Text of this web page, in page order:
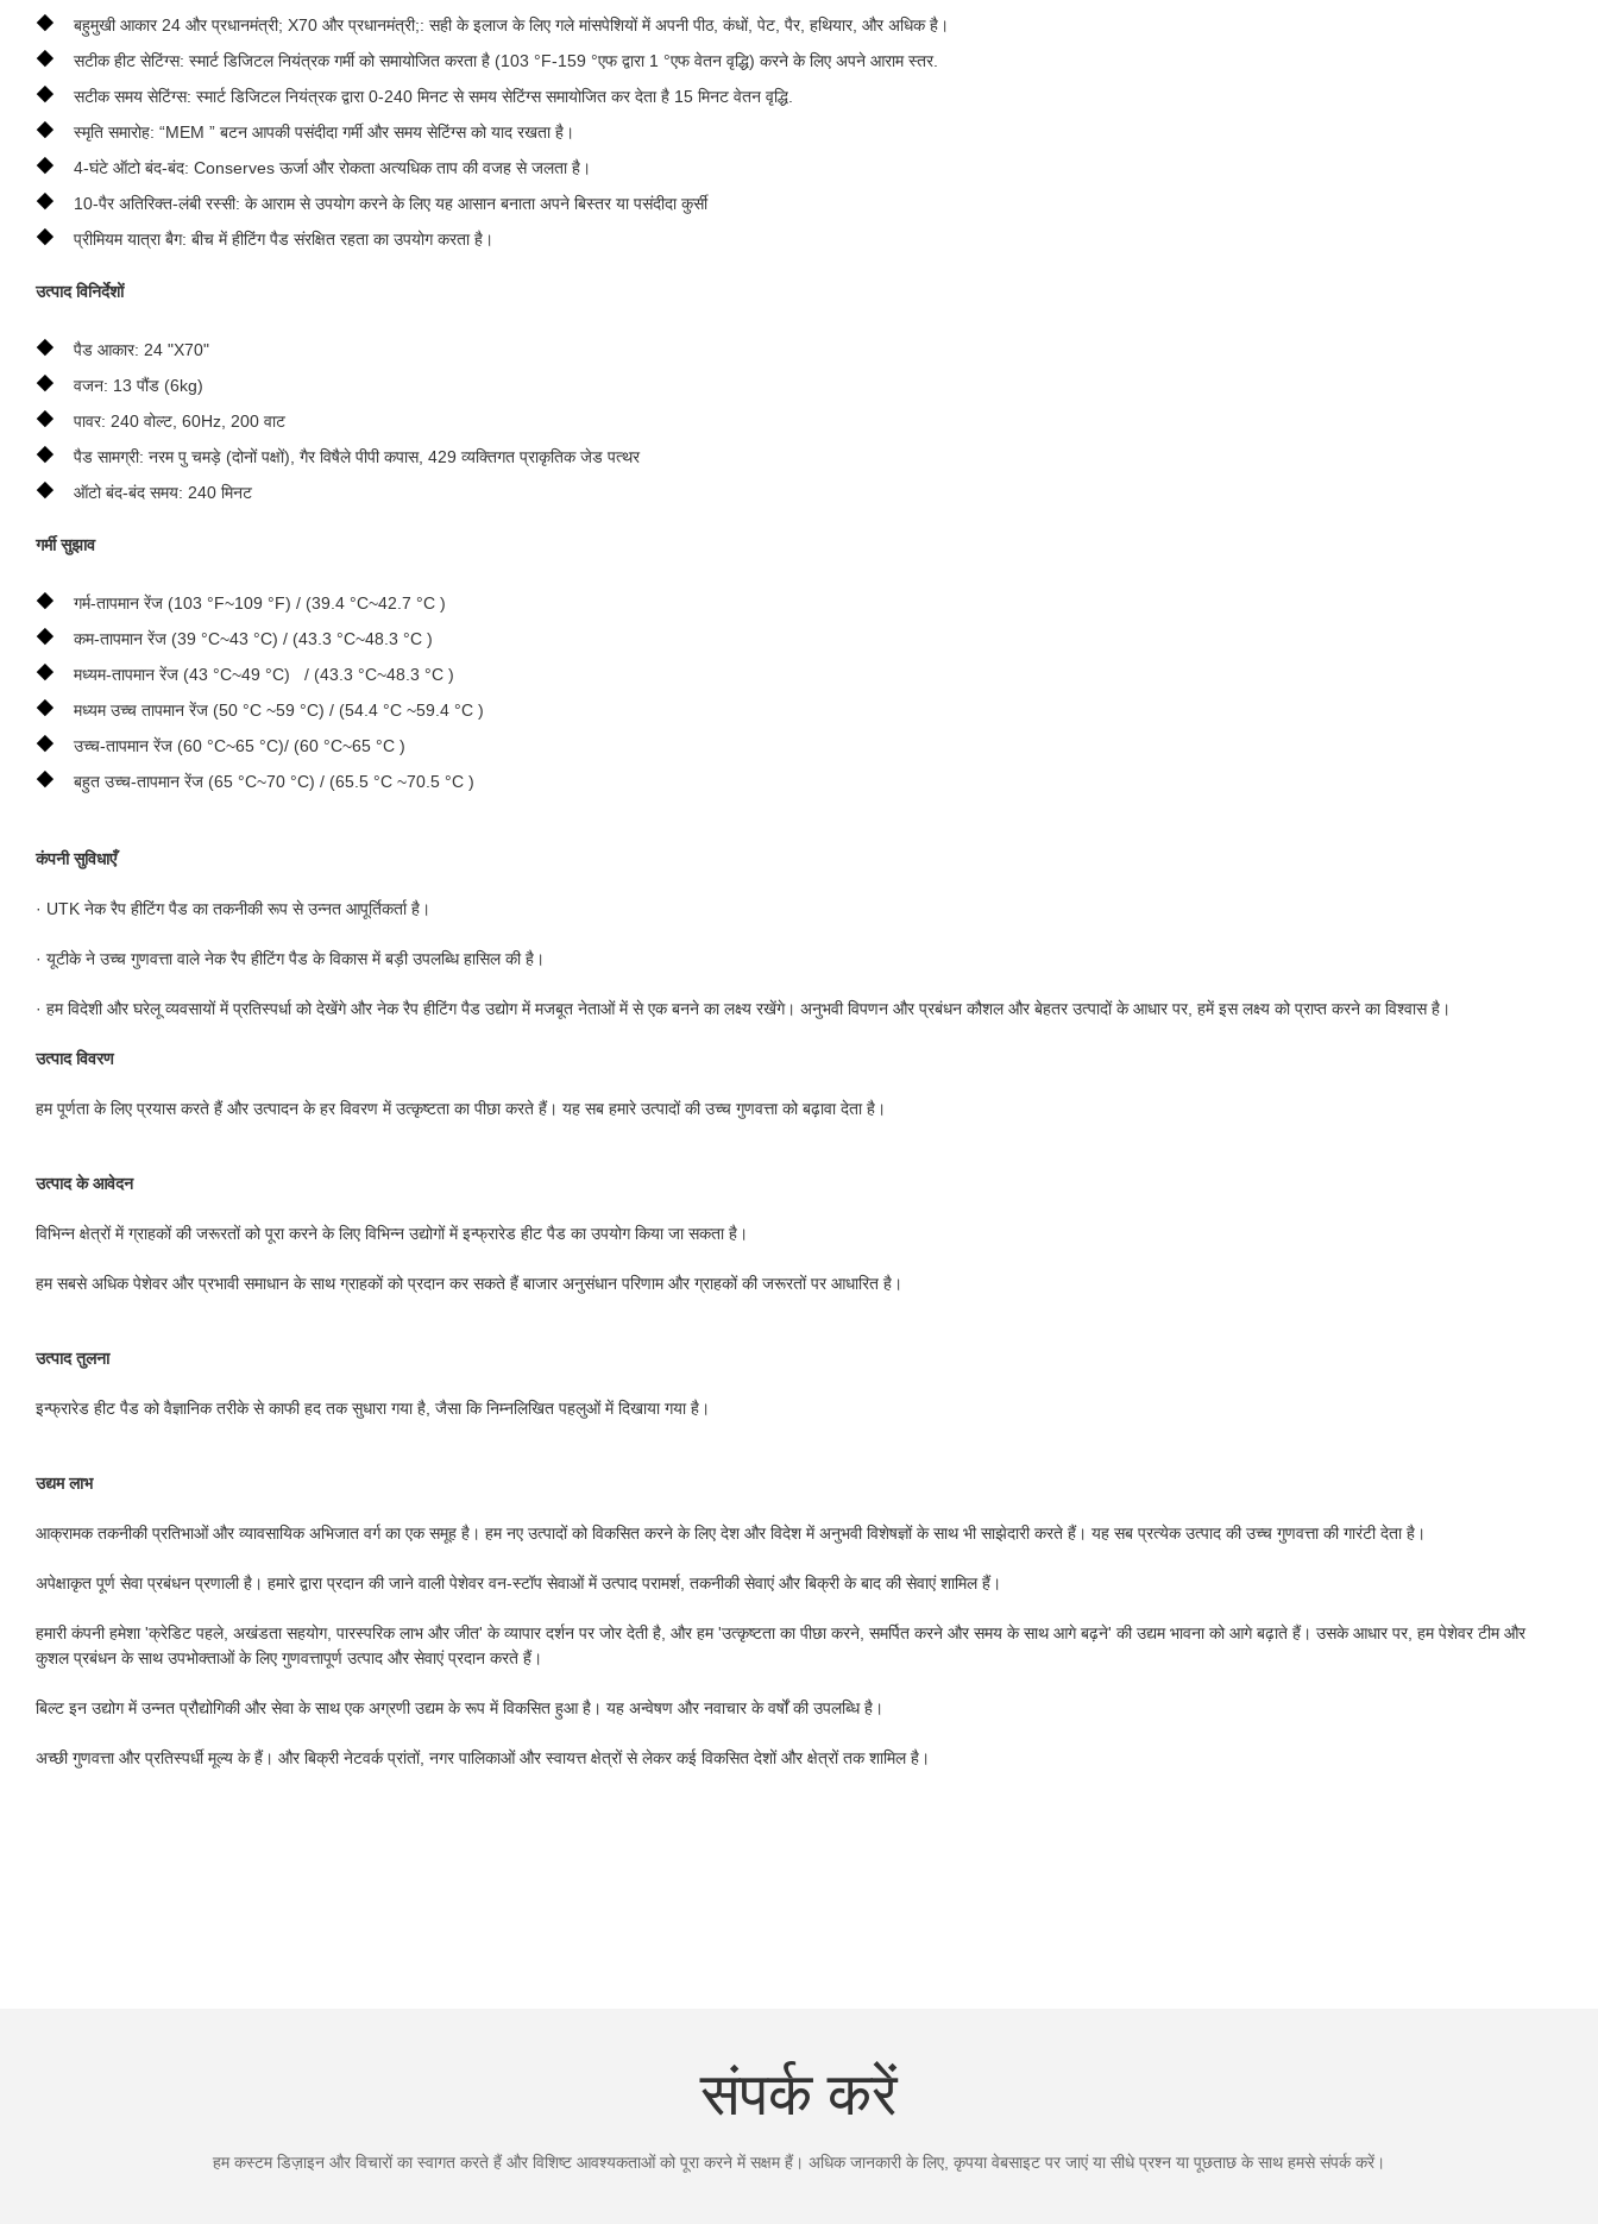
◆ बहुमुखी आकार 24 और प्रधानमंत्री; X70 और प्रधानमंत्री;: सही के इलाज के लिए गले मांसपेशियों में अपनी पीठ, कंधों, पेट, पैर, हथियार, और अधिक है।
◆ सटीक हीट सेटिंग्स: स्मार्ट डिजिटल नियंत्रक गर्मी को समायोजित करता है (103 °F-159 °एफ द्वारा 1 °एफ वेतन वृद्धि) करने के लिए अपने आराम स्तर.
◆ सटीक समय सेटिंग्स: स्मार्ट डिजिटल नियंत्रक द्वारा 0-240 मिनट से समय सेटिंग्स समायोजित कर देता है 15 मिनट वेतन वृद्धि.
◆ स्मृति समारोह: “MEM ” बटन आपकी पसंदीदा गर्मी और समय सेटिंग्स को याद रखता है।
◆ 4-घंटे ऑटो बंद-बंद: Conserves ऊर्जा और रोकता अत्यधिक ताप की वजह से जलता है।
◆ 10-पैर अतिरिक्त-लंबी रस्सी: के आराम से उपयोग करने के लिए यह आसान बनाता अपने बिस्तर या पसंदीदा कुर्सी
◆ प्रीमियम यात्रा बैग: बीच में हीटिंग पैड संरक्षित रहता का उपयोग करता है।
उत्पाद विनिर्देशों
◆ पैड आकार: 24 "X70"
◆ वजन: 13 पौंड (6kg)
◆ पावर: 240 वोल्ट, 60Hz, 200 वाट
◆ पैड सामग्री: नरम पु चमड़े (दोनों पक्षों), गैर विषैले पीपी कपास, 429 व्यक्तिगत प्राकृतिक जेड पत्थर
◆ ऑटो बंद-बंद समय: 240 मिनट
गर्मी सुझाव
◆ गर्म-तापमान रेंज (103 °F~109 °F) / (39.4 °C~42.7 °C )
◆ कम-तापमान रेंज (39 °C~43 °C) / (43.3 °C~48.3 °C )
◆ मध्यम-तापमान रेंज (43 °C~49 °C) / (43.3 °C~48.3 °C )
◆ मध्यम उच्च तापमान रेंज (50 °C ~59 °C) / (54.4 °C ~59.4 °C )
◆ उच्च-तापमान रेंज (60 °C~65 °C)/ (60 °C~65 °C )
◆ बहुत उच्च-तापमान रेंज (65 °C~70 °C) / (65.5 °C ~70.5 °C )
कंपनी सुविधाएँ
· UTK नेक रैप हीटिंग पैड का तकनीकी रूप से उन्नत आपूर्तिकर्ता है।
· यूटीके ने उच्च गुणवत्ता वाले नेक रैप हीटिंग पैड के विकास में बड़ी उपलब्धि हासिल की है।
· हम विदेशी और घरेलू व्यवसायों में प्रतिस्पर्धा को देखेंगे और नेक रैप हीटिंग पैड उद्योग में मजबूत नेताओं में से एक बनने का लक्ष्य रखेंगे। अनुभवी विपणन और प्रबंधन कौशल और बेहतर उत्पादों के आधार पर, हमें इस लक्ष्य को प्राप्त करने का विश्वास है।
उत्पाद विवरण
हम पूर्णता के लिए प्रयास करते हैं और उत्पादन के हर विवरण में उत्कृष्टता का पीछा करते हैं। यह सब हमारे उत्पादों की उच्च गुणवत्ता को बढ़ावा देता है।
उत्पाद के आवेदन
विभिन्न क्षेत्रों में ग्राहकों की जरूरतों को पूरा करने के लिए विभिन्न उद्योगों में इन्फ्रारेड हीट पैड का उपयोग किया जा सकता है।
हम सबसे अधिक पेशेवर और प्रभावी समाधान के साथ ग्राहकों को प्रदान कर सकते हैं बाजार अनुसंधान परिणाम और ग्राहकों की जरूरतों पर आधारित है।
उत्पाद तुलना
इन्फ्रारेड हीट पैड को वैज्ञानिक तरीके से काफी हद तक सुधारा गया है, जैसा कि निम्नलिखित पहलुओं में दिखाया गया है।
उद्यम लाभ
आक्रामक तकनीकी प्रतिभाओं और व्यावसायिक अभिजात वर्ग का एक समूह है। हम नए उत्पादों को विकसित करने के लिए देश और विदेश में अनुभवी विशेषज्ञों के साथ भी साझेदारी करते हैं। यह सब प्रत्येक उत्पाद की उच्च गुणवत्ता की गारंटी देता है।
अपेक्षाकृत पूर्ण सेवा प्रबंधन प्रणाली है। हमारे द्वारा प्रदान की जाने वाली पेशेवर वन-स्टॉप सेवाओं में उत्पाद परामर्श, तकनीकी सेवाएं और बिक्री के बाद की सेवाएं शामिल हैं।
हमारी कंपनी हमेशा 'क्रेडिट पहले, अखंडता सहयोग, पारस्परिक लाभ और जीत' के व्यापार दर्शन पर जोर देती है, और हम 'उत्कृष्टता का पीछा करने, समर्पित करने और समय के साथ आगे बढ़ने' की उद्यम भावना को आगे बढ़ाते हैं। उसके आधार पर, हम पेशेवर टीम और
कुशल प्रबंधन के साथ उपभोक्ताओं के लिए गुणवत्तापूर्ण उत्पाद और सेवाएं प्रदान करते हैं।
बिल्ट इन उद्योग में उन्नत प्रौद्योगिकी और सेवा के साथ एक अग्रणी उद्यम के रूप में विकसित हुआ है। यह अन्वेषण और नवाचार के वर्षों की उपलब्धि है।
अच्छी गुणवत्ता और प्रतिस्पर्धी मूल्य के हैं। और बिक्री नेटवर्क प्रांतों, नगर पालिकाओं और स्वायत्त क्षेत्रों से लेकर कई विकसित देशों और क्षेत्रों तक शामिल है।
संपर्क करें
हम कस्टम डिज़ाइन और विचारों का स्वागत करते हैं और विशिष्ट आवश्यकताओं को पूरा करने में सक्षम हैं। अधिक जानकारी के लिए, कृपया वेबसाइट पर जाएं या सीधे प्रश्न या पूछताछ के साथ हमसे संपर्क करें।